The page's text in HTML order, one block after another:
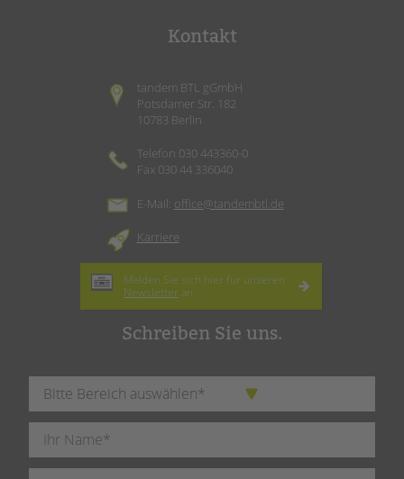
Kontakt
tandem BTL gGmbH
Potsdamer Str. 182
10783 Berlin
Telefon 030 443360-0
Fax 030 44 336040
E-Mail: office@tandembtl.de
Karriere
Melden Sie sich hier für unseren
Newsletter an.
Schreiben Sie uns.